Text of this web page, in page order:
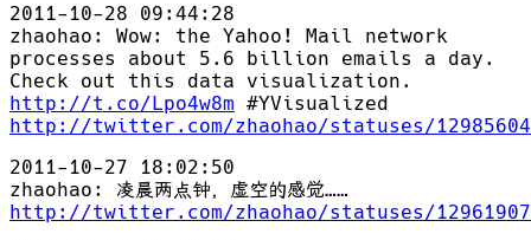
2011-10-28 09:44:28
zhaohao: Wow: the Yahoo! Mail network
processes about 5.6 billion emails a day.
Check out this data visualization.
http://t.co/Lpo4w8m #YVisualized
http://twitter.com/zhaohao/statuses/
2011-10-27 18:02:50
zhaohao: 凌晨两点钟，虚空的感觉……
http://twitter.com/zhaohao/statuses/